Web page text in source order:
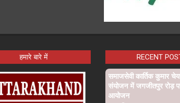
हमारे बारे में RECENT
समाजसेवी कार्तिक कुमार
संयोजन में जगजीतपुर रोड़
आयोजन